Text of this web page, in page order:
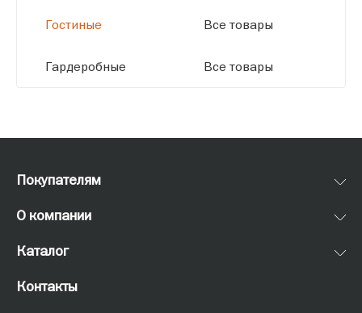
Гостиные
Гардеробные
Все товары
Все товары
Покупателям
О компании
Каталог
Контакты